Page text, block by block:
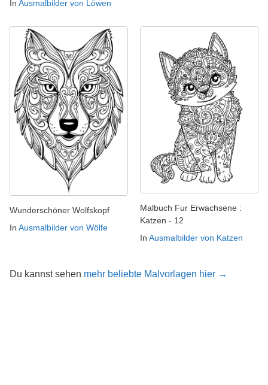
In Ausmalbilder von Löwen
Wunderschöner Wolfskopf
In Ausmalbilder von Wölfe
Malbuch Fur Erwachsene :
Katzen - 12
In Ausmalbilder von Katzen
Du kannst sehen mehr beliebte Malvorlagen hier →